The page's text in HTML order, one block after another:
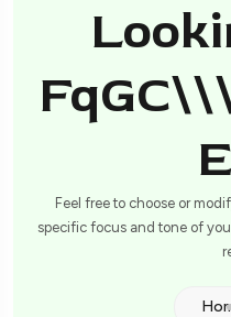
Feel free to choose or
specific focus and tone of